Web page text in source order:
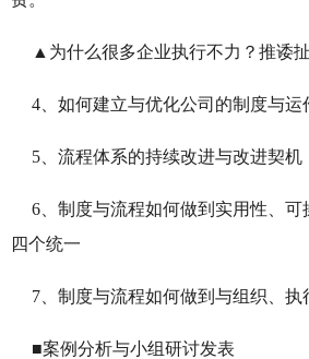
▲为什么很多企业执行不力？推诿
4、如何建立与优化公司的制度与运
5、流程体系的持续改进与改进契机
6、制度与流程如何做到实用性、
四个统一
7、制度与流程如何做到与组织、
■案例分析与小组研讨发表